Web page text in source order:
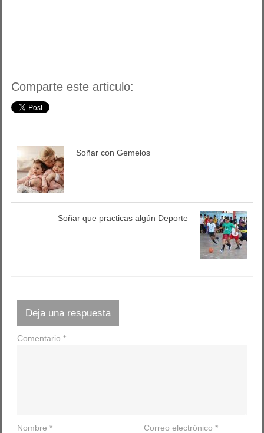
Comparte este articulo:
Soñar con Gemelos
Soñar que practicas algún Deporte
Deja una respuesta
Comentario*
Nombre* Correo electrónico *